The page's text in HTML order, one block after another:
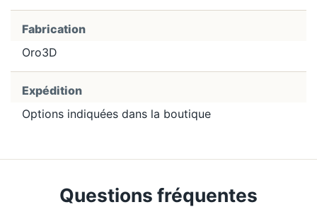
Fabrication
Oro3D
Expédition
Options indiquées dans la boutique
Questions fréquentes